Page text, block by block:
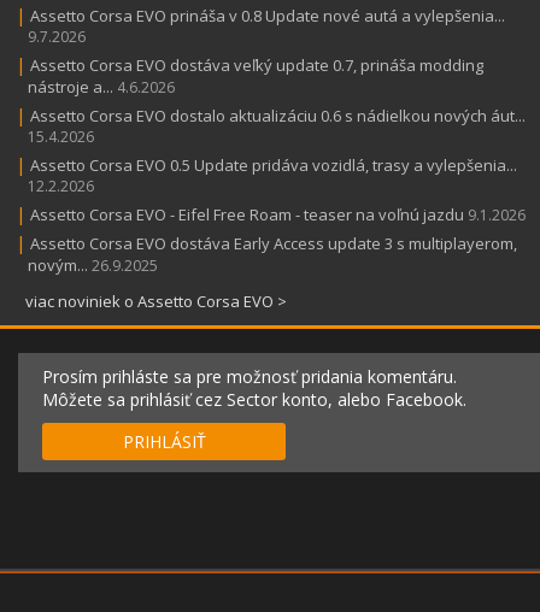
| Assetto Corsa EVO prináša v 0.8 Update nové autá a vylepšenia...
9.7.2026
| Assetto Corsa EVO dostáva veľký update 0.7, prináša modding
nástroje a... 4.6.2026
| Assetto Corsa EVO dostalo aktualizáciu 0.6 s nádielkou nových áut...
15.4.2026
| Assetto Corsa EVO 0.5 Update pridáva vozidlá, trasy a vylepšenia...
12.2.2026
| Assetto Corsa EVO - Eifel Free Roam - teaser na voľnú jazdu 9.1.2026
| Assetto Corsa EVO dostáva Early Access update 3 s multiplayerom,
novým... 26.9.2025
viac noviniek o Assetto Corsa EVO >
Prosím prihláste sa pre možnosť pridania komentáru.
Môžete sa prihlásiť cez Sector konto, alebo Facebook.
PRIHLÁSIŤ